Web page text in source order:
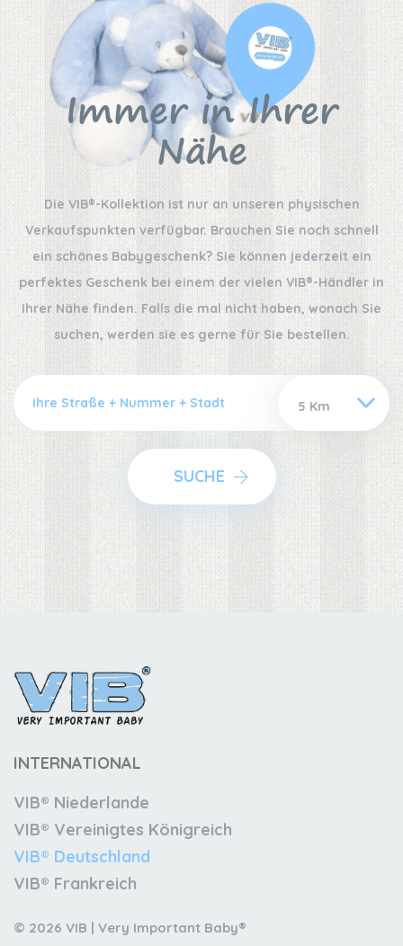
Immer in Ihrer
Nähe
Die VIB®-Kollektion ist nur an unseren physischen
Verkaufspunkten verfügbar. Brauchen Sie noch schnell
ein schönes Babygeschenk? Sie können jederzeit ein
perfektes Geschenk bei einem der vielen VIB®-Händler in
Ihrer Nähe finden. Falls die mal nicht haben, wonach Sie
suchen, werden sie es gerne für Sie bestellen.
SUCHE
INTERNATIONAL
VIB® Niederlande
VIB® Vereinigtes Königreich
VIB® Deutschland
VIB® Frankreich
© 2026 VIB | Very Important Baby®